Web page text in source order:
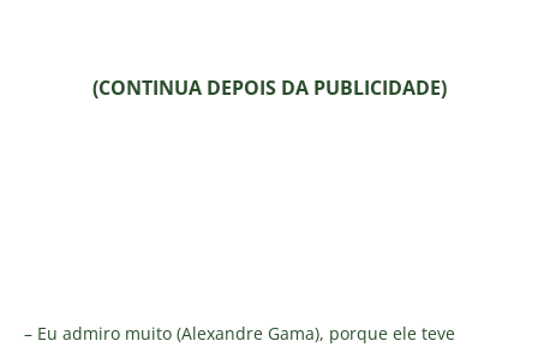
(CONTINUA DEPOIS DA PUBLICIDADE)
– Eu admiro muito (Alexandre Gama), porque ele teve